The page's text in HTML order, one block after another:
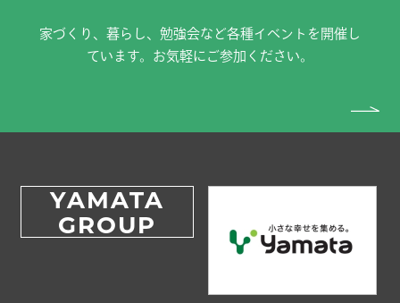
家づくり、暮らし、勉強会など各種イベントを開催し
ています。お気軽にご参加ください。
YAMATA
GROUP